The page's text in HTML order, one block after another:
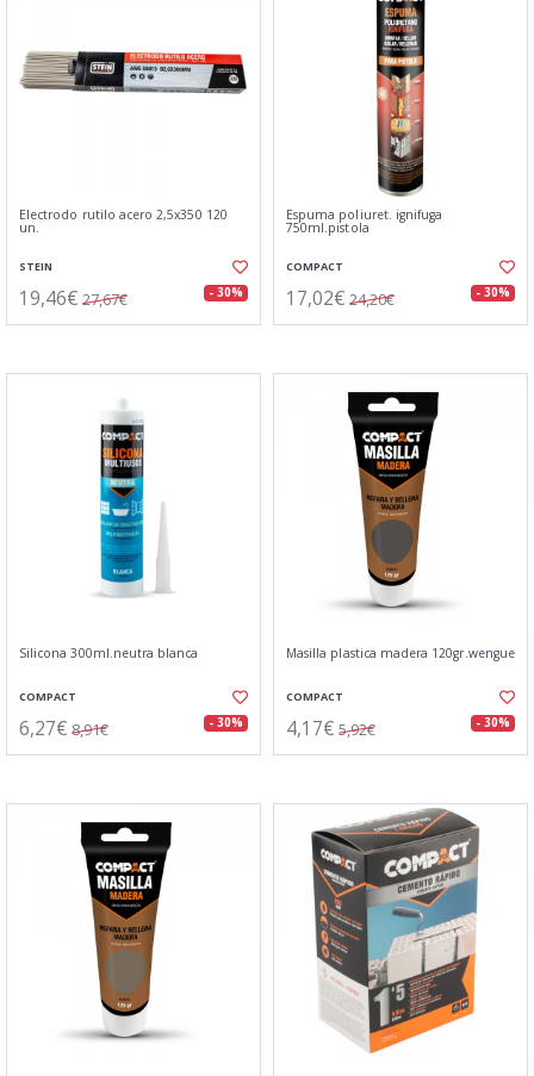
Electrodo rutilo acero 2,5x350 120
un.
STEIN
19,46€ 27,67€ - 30%
Espuma poliuret. ignifuga
750ml.pistola
COMPACT
17,02€ 24,20€ - 30%
Silicona 300ml.neutra blanca
COMPACT
6,27€ 8,91€ - 30%
Masilla plastica madera 120gr.wengue
COMPACT
4,17€ 5,92€ - 30%